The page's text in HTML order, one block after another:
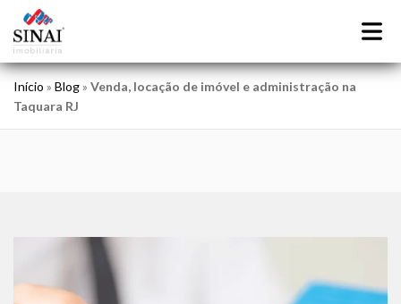
Início » Blog» Venda, locação de imóvel e administração na
Taquara RJ